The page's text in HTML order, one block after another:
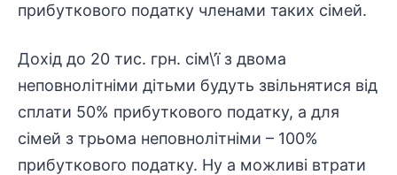
прибуткового податку членами таких сімей.
Дохід до 20 тис. грн. сім\’ї з двома
неповнолітніми дітьми будуть звільнятися від
сплати 50% прибуткового податку, а для
сімей з трьома неповнолітніми – 100%
прибуткового податку. Ну а можливі втрати